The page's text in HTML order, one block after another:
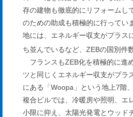
存の建物も徹底的にリフォームし
のための助成も積極的に行ってい
地には、エネルギー収支がプラス
ち並んでいるなど、ZEBの国別件
フランスもZEB化を積極的に進
ツと同じくエネルギー収支がプラ
にある「Woopa」という地上7階
複合ビルでは、冷暖房や照明、エ
小限に抑え、太陽光発電とウッド